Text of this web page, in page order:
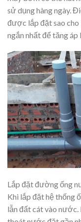
sử dụng hàng ngày.
được lắp đặt sao cho
ngắn nhất để tăng áp
Lắp đặt đường ống
Khi lắp đặt hệ thống
lẫn đất cát vào nước.